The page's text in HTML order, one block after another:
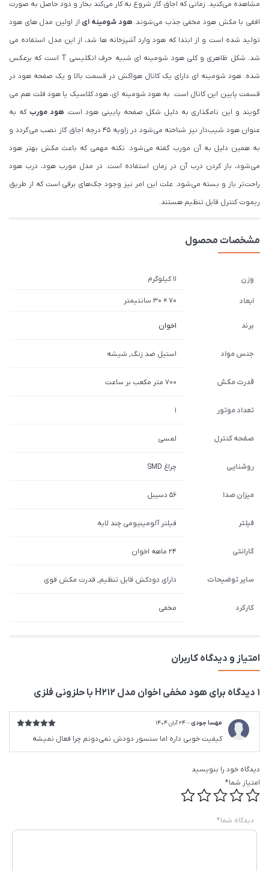
مشاهده می‌کنید. زمانی که اجاق گاز شروع به کار می‌کند بخار و دود حاصل به صورت
افقی با مکش هود مخفی جذب می‌شوند.هود شومینه ای از اولین مدل های هود
تولید شده است و از ابتدا که هود وارد آشپزخانه ها شد، از این مدل استفاده می
شد. شکل ظاهری و کلی هود شومینه ای شبیه حرف انگلیسی T است که برعکس
شده. هود شومینه ای دارای یک کانال هواکش در قسمت بالا و یک صفحه هود در
قسمت پایین این کانال است. به هود شومینه ای، هود کلاسیک یا هود فلت هم می
گویند و این نامگذاری به دلیل شکل صفحه پایینی هود است.هود مورب که به
عنوان هود شیب‌دار نیز شناخته می‌شود در زاویه ۴۵ درجه اجاق گاز نصب می‌گردد و
به همین دلیل به آن مورب گفته می‌شود. نکته مهمی که باعث مکش بهتر هود
می‌شود، باز کردن درب آن در زمان استفاده است. در مدل مورب هود، درب هود
راحت‌تر باز و بسته می‌شود. علت این امر نیز وجود جک‌های برقی است که از طریق
ریموت کنترل قابل تنظیم هستند.
مشخصات محصول
وزن 11 کیلوگرم
ابعاد 70 × 30 سانتیمتر
برند اخوان
جنس مواد استیل ضد زنگ, شیشه
قدرت مکش 700 متر مکعب بر ساعت
تعداد موتور 1
صفحه کنترل لمسی
روشنایی چراغ SMD
میزان صدا ۵۶ دسیبل
فیلتر فیلتر آلومینیومی چند لایه
گارانتی ۲۴ ماهه اخوان
سایر توضیحات دارای دودکش قابل تنظیم, قدرت مکش قوی
کارکرد مخفی
امتیاز و دیدگاه کاربران
1 دیدگاه برای هود مخفی اخوان مدل H212 با حلزونی فلزی
5
مهسا جودی–24 آبان 1404
کیفیت خوبی داره اما سنسور دودش نمی‌دونم چرا فعال نمیشه
دیدگاه خود را بنویسید
امتیاز شما*
دیدگاه شما*